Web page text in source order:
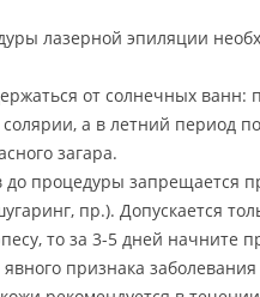
лазерной эпиляции
от солнечных ванн:
а в летний период
загара.
до процедуры запрещается
пр.). Допускается
то за 3-5 дней начните
признака заболевания